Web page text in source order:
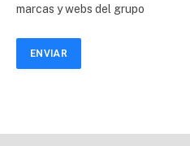
marcas y webs del grupo
ENVIAR